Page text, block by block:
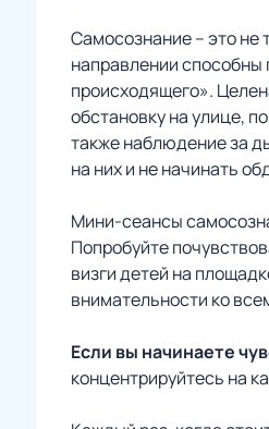
Самосознание – это не
направлении способны
происходящего».
обстановку на улице,
также наблюдение за
на них и не начинать
Мини-сеансы
Попробуйте
визги детей на
внимательности ко
Если вы начинаете
концентрируйтесь на